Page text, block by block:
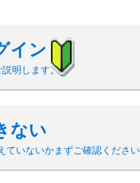
イン
明します。
ない
いないかまずご確認くださ